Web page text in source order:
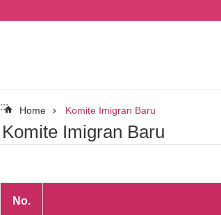
::: Home Komite Imigran Baru
Komite Imigran Baru
No.